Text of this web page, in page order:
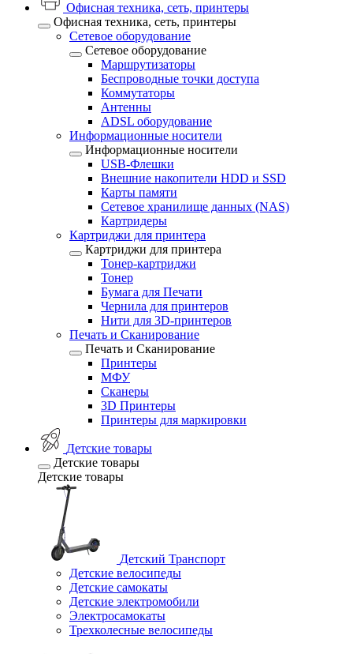
Офисная техника, cеть, принтеры
Офисная техника, cеть, принтеры
Сетевое оборудование
Сетевое оборудование
Маршрутизаторы
Беспроводные точки доступа
Коммутаторы
Антенны
ADSL оборудование
Информационные носители
Информационные носители
USB-Флешки
Внешние накопители HDD и SSD
Карты памяти
Сетевое хранилище данных (NAS)
Картридеры
Картриджи для принтера
Картриджи для принтера
Тонер-картриджи
Тонер
Бумага для Печати
Чернила для принтеров
Нити для 3D-принтеров
Печать и Сканирование
Печать и Сканирование
Принтеры
МФУ
Сканеры
3D Принтеры
Принтеры для маркировки
Детские товары
Детские товары
Детские товары
Детский Транспорт
Детские велосипеды
Детские самокаты
Детские электромобили
Электросамокаты
Трехколесные велосипеды